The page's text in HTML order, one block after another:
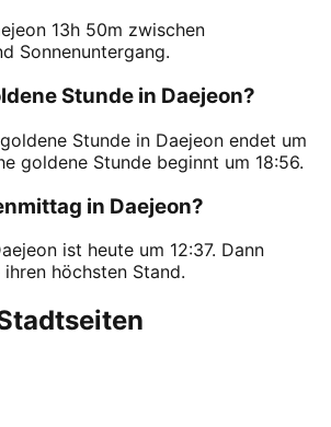
13h 50m zwischen
Sonnenuntergang.
Stunde in Daejeon?
Stunde in Daejeon endet um
goldene Stunde beginnt um 18:56.
in Daejeon?
ist heute um 12:37. Dann
höchsten Stand.